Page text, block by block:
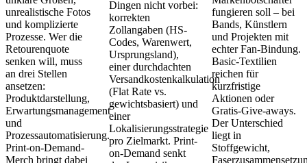
unrealistische Fotos
und komplizierte
Prozesse. Wer die
Retourenquote
senken will, muss
an drei Stellen
ansetzen:
Produktdarstellung,
Erwartungsmanagement
und
Prozessautomatisierung.
Print-on-Demand-
Merch bringt dabei
Dingen nicht vorbei:
korrekten
Zollangaben (HS-
Codes, Warenwert,
Ursprungsland),
einer durchdachten
Versandkostenkalkulation
(Flat Rate vs.
gewichtsbasiert) und
einer
Lokalisierungsstrategie
pro Zielmarkt. Print-
on-Demand senkt
fungieren soll – bei
Bands, Künstlern
und Projekten mit
echter Fan-Bindung.
Basic-Textilien
reichen für
kurzfristige
Aktionen oder
Gratis-Give-aways.
Der Unterschied
liegt in
Stoffgewicht,